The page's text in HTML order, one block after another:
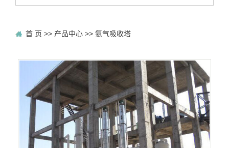
首 页 >> 产品中心 >> 氨气吸收塔